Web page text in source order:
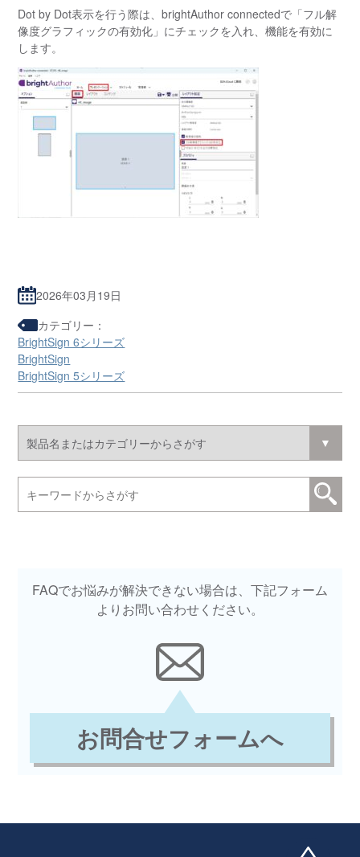
Dot by Dot表示を行う際は、brightAuthor connectedで「フル解
像度グラフィックの有効化」にチェックを入れ、機能を有効に
します。
2026年03月19日
カテゴリー：
BrightSign 6シリーズ
BrightSign
BrightSign 5シリーズ
FAQでお悩みが解決できない場合は、下記フォーム
よりお問い合わせください。
お問合せフォームへ